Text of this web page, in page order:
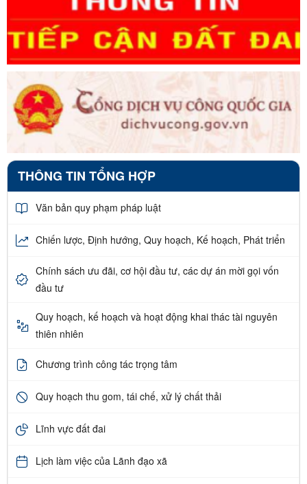
THÔNG TIN TỔNG HỢP
Văn bản quy phạm pháp luật
Chiến lược, Định hướng, Quy hoạch, Kế hoạch, Phát triển
Chính sách ưu đãi, cơ hội đầu tư, các dự án mời gọi vốn
đầu tư
Quy hoạch, kế hoạch và hoạt động khai thác tài nguyên
thiên nhiên
Chương trình công tác trọng tâm
Quy hoạch thu gom, tái chế, xử lý chất thải
Lĩnh vực đất đai
Lịch làm việc của Lãnh đạo xã